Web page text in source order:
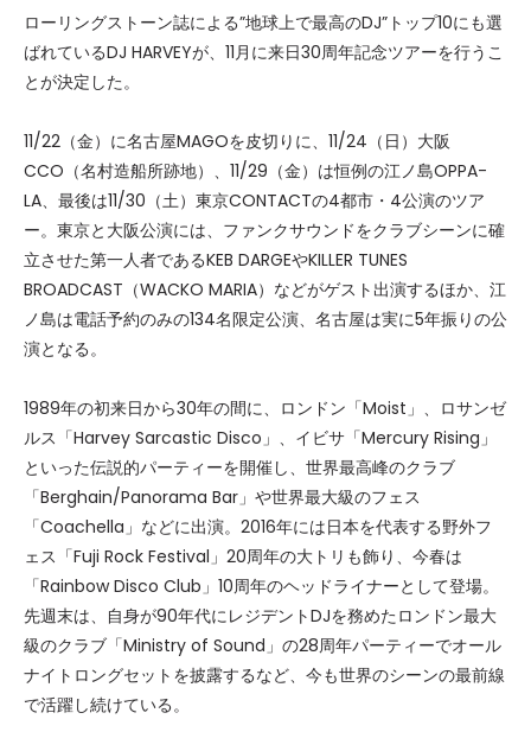
ローリングストーン誌による”地球上で最高のDJ”トップ10にも選
ばれているDJ HARVEYが、11月に来日30周年記念ツアーを行うこ
とが決定した。
11/22（金）に名古屋MAGOを皮切りに、11/24（日）大阪
CCO（名村造船所跡地）、11/29（金）は恒例の江ノ島OPPA-
LA、最後は11/30（土）東京CONTACTの4都市・4公演のツア
ー。東京と大阪公演には、ファンクサウンドをクラブシーンに確
立させた第一人者であるKEB DARGEやKILLER TUNES
BROADCAST（WACKO MARIA）などがゲスト出演するほか、江
ノ島は電話予約のみの134名限定公演、名古屋は実に5年振りの公
演となる。
1989年の初来日から30年の間に、ロンドン「Moist」、ロサンゼ
ルス「Harvey Sarcastic Disco」、イビサ「Mercury Rising」
といった伝説的パーティーを開催し、世界最高峰のクラブ
「Berghain/Panorama Bar」や世界最大級のフェス
「Coachella」などに出演。2016年には日本を代表する野外フ
ェス「Fuji Rock Festival」20周年の大トリも飾り、今春は
「Rainbow Disco Club」10周年のヘッドライナーとして登場。
先週末は、自身が90年代にレジデントDJを務めたロンドン最大
級のクラブ「Ministry of Sound」の28周年パーティーでオール
ナイトロングセットを披露するなど、今も世界のシーンの最前線
で活躍し続けている。